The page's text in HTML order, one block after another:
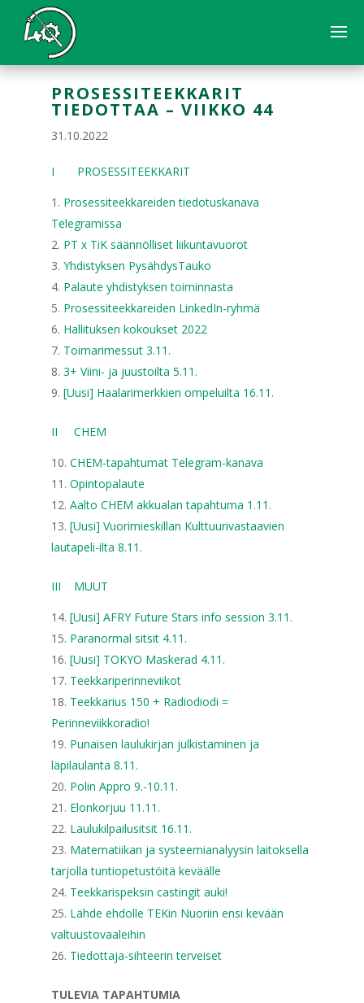
PROSESSITEEKKARIT
TIEDOTTAA – VIIKKO 44
31.10.2022
I PROSESSITEEKKARIT
Prosessiteekkareiden tiedotuskanava
Telegramissa
PT x TiK säännölliset liikuntavuorot
Yhdistyksen PysähdysTauko
Palaute yhdistyksen toiminnasta
Prosessiteekkareiden LinkedIn-ryhmä
Hallituksen kokoukset 2022
Toimarimessut 3.11.
3+ Viini- ja juustoilta 5.11.
[Uusi] Haalarimerkkien ompeluilta 16.11.
II CHEM
CHEM-tapahtumat Telegram-kanava
Opintopalaute
Aalto CHEM akkualan tapahtuma 1.11.
[Uusi] Vuorimieskillan Kulttuurivastaavien
lautapeli-ilta 8.11.
III MUUT
[Uusi] AFRY Future Stars info session 3.11.
Paranormal sitsit 4.11.
[Uusi] TOKYO Maskerad 4.11.
Teekkariperinneviikot
Teekkarius 150 + Radiodiodi =
Perinneviikkoradio!
Punaisen laulukirjan julkistaminen ja
läpilaulanta 8.11.
Polin Appro 9.-10.11.
Elonkorjuu 11.11.
Laulukilpailusitsit 16.11.
Matematiikan ja systeemianalyysin laitoksella
tarjolla tuntiopetustöitä keväälle
Teekkarispeksin castingit auki!
Lähde ehdolle TEKin Nuoriin ensi kevään
valtuustovaaleihin
Tiedottaja-sihteerin terveiset
TULEVIA TAPAHTUMIA